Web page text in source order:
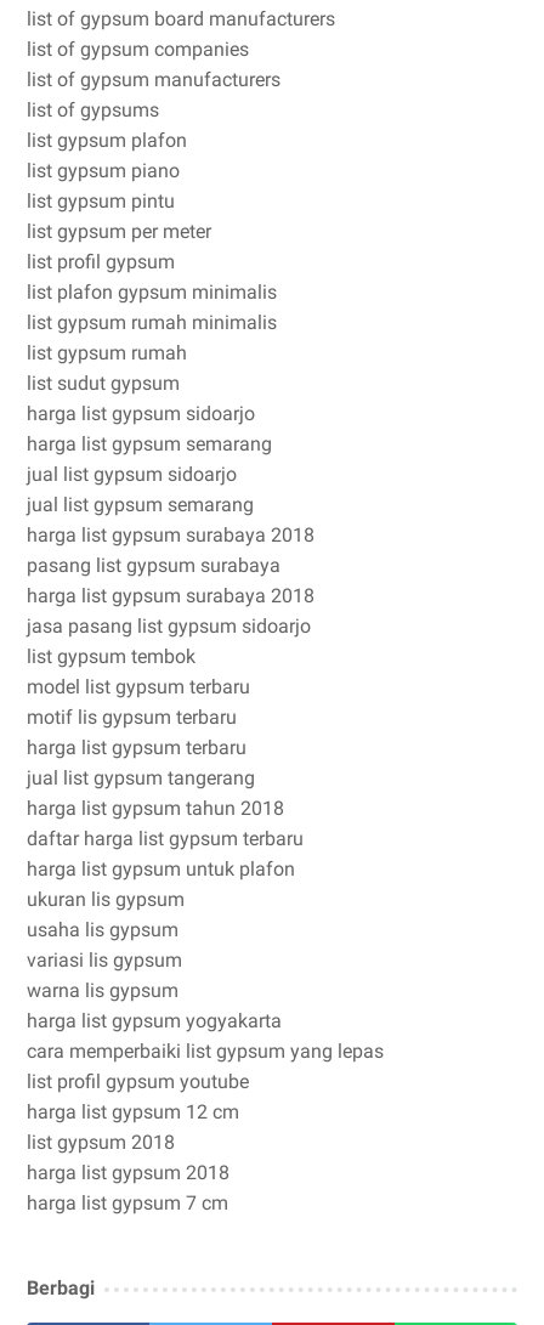
list of gypsum board manufacturers
list of gypsum companies
list of gypsum manufacturers
list of gypsums
list gypsum plafon
list gypsum piano
list gypsum pintu
list gypsum per meter
list profil gypsum
list plafon gypsum minimalis
list gypsum rumah minimalis
list gypsum rumah
list sudut gypsum
harga list gypsum sidoarjo
harga list gypsum semarang
jual list gypsum sidoarjo
jual list gypsum semarang
harga list gypsum surabaya 2018
pasang list gypsum surabaya
harga list gypsum surabaya 2018
jasa pasang list gypsum sidoarjo
list gypsum tembok
model list gypsum terbaru
motif lis gypsum terbaru
harga list gypsum terbaru
jual list gypsum tangerang
harga list gypsum tahun 2018
daftar harga list gypsum terbaru
harga list gypsum untuk plafon
ukuran lis gypsum
usaha lis gypsum
variasi lis gypsum
warna lis gypsum
harga list gypsum yogyakarta
cara memperbaiki list gypsum yang lepas
list profil gypsum youtube
harga list gypsum 12 cm
list gypsum 2018
harga list gypsum 2018
harga list gypsum 7 cm
Berbagi